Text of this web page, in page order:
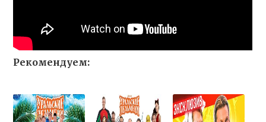
Рекомендуем: